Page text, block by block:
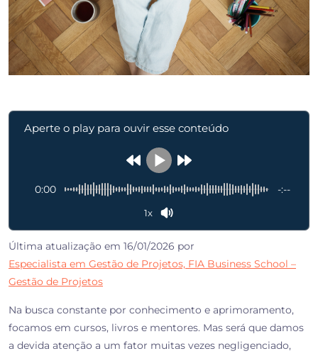
Aperte o play para ouvir esse conteúdo
0:00 -:--
1x
Última atualização em 16/01/2026 por
Especialista em Gestão de Projetos, FIA Business School –
Gestão de Projetos
Na busca constante por conhecimento e aprimoramento,
focamos em cursos, livros e mentores. Mas será que damos
a devida atenção a um fator muitas vezes negligenciado,